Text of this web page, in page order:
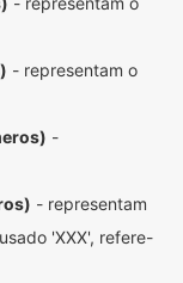
- representam o
-
- representam
'XXX', refere-